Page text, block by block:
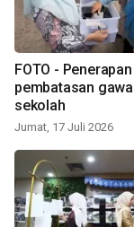
FOTO - Penerapan
pembatasan
sekolah
Jumat, 17 Juli 2026